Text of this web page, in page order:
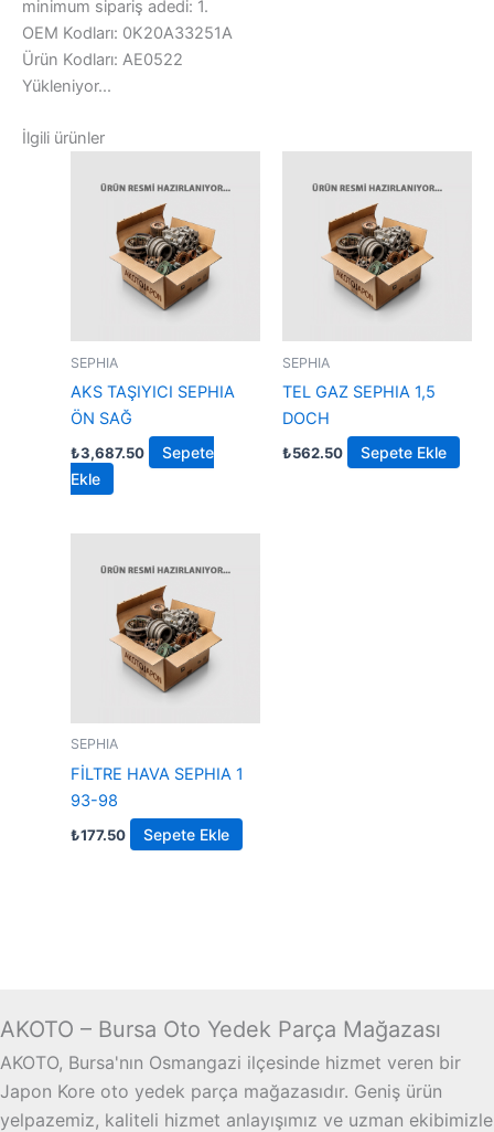
minimum sipariş adedi: 1.
OEM Kodları: 0K20A33251A
Ürün Kodları: AE0522
Yükleniyor...
İlgili ürünler
SEPHIA
AKS TAŞIYICI SEPHIA
ÖN SAĞ
₺3,687.50
Sepete
Ekle
SEPHIA
TEL GAZ SEPHIA 1,5
DOCH
₺562.50 Sepete Ekle
SEPHIA
FİLTRE HAVA SEPHIA 1
93-98
₺177.50 Sepete Ekle
AKOTO – Bursa Oto Yedek Parça Mağazası
AKOTO, Bursa'nın Osmangazi ilçesinde hizmet veren bir
Japon Kore oto yedek parça mağazasıdır. Geniş ürün
yelpazemiz, kaliteli hizmet anlayışımız ve uzman ekibimizle